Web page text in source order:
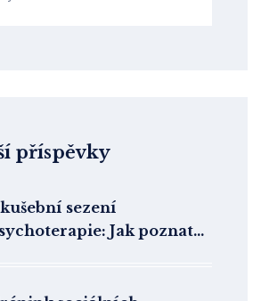
příspěvky
sezení
Jak poznat